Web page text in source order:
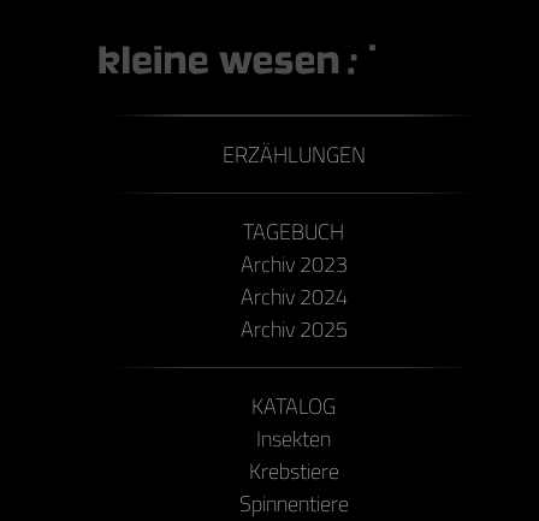
ERZÄHLUNGEN
TAGEBUCH
Archiv 2023
Archiv 2024
Archiv 2025
KATALOG
Insekten
Krebstiere
Spinnentiere